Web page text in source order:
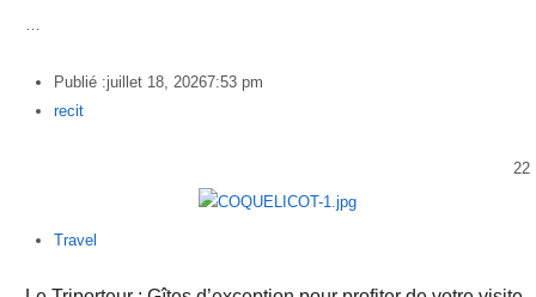
…
Publié :juillet 18, 20267:53 pm
Author
recit
22
Travel